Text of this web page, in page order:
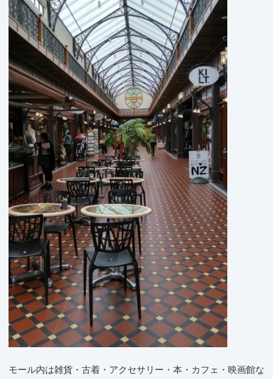
モール内は雑貨・古着・アクセサリー・本・カフェ・映画館な